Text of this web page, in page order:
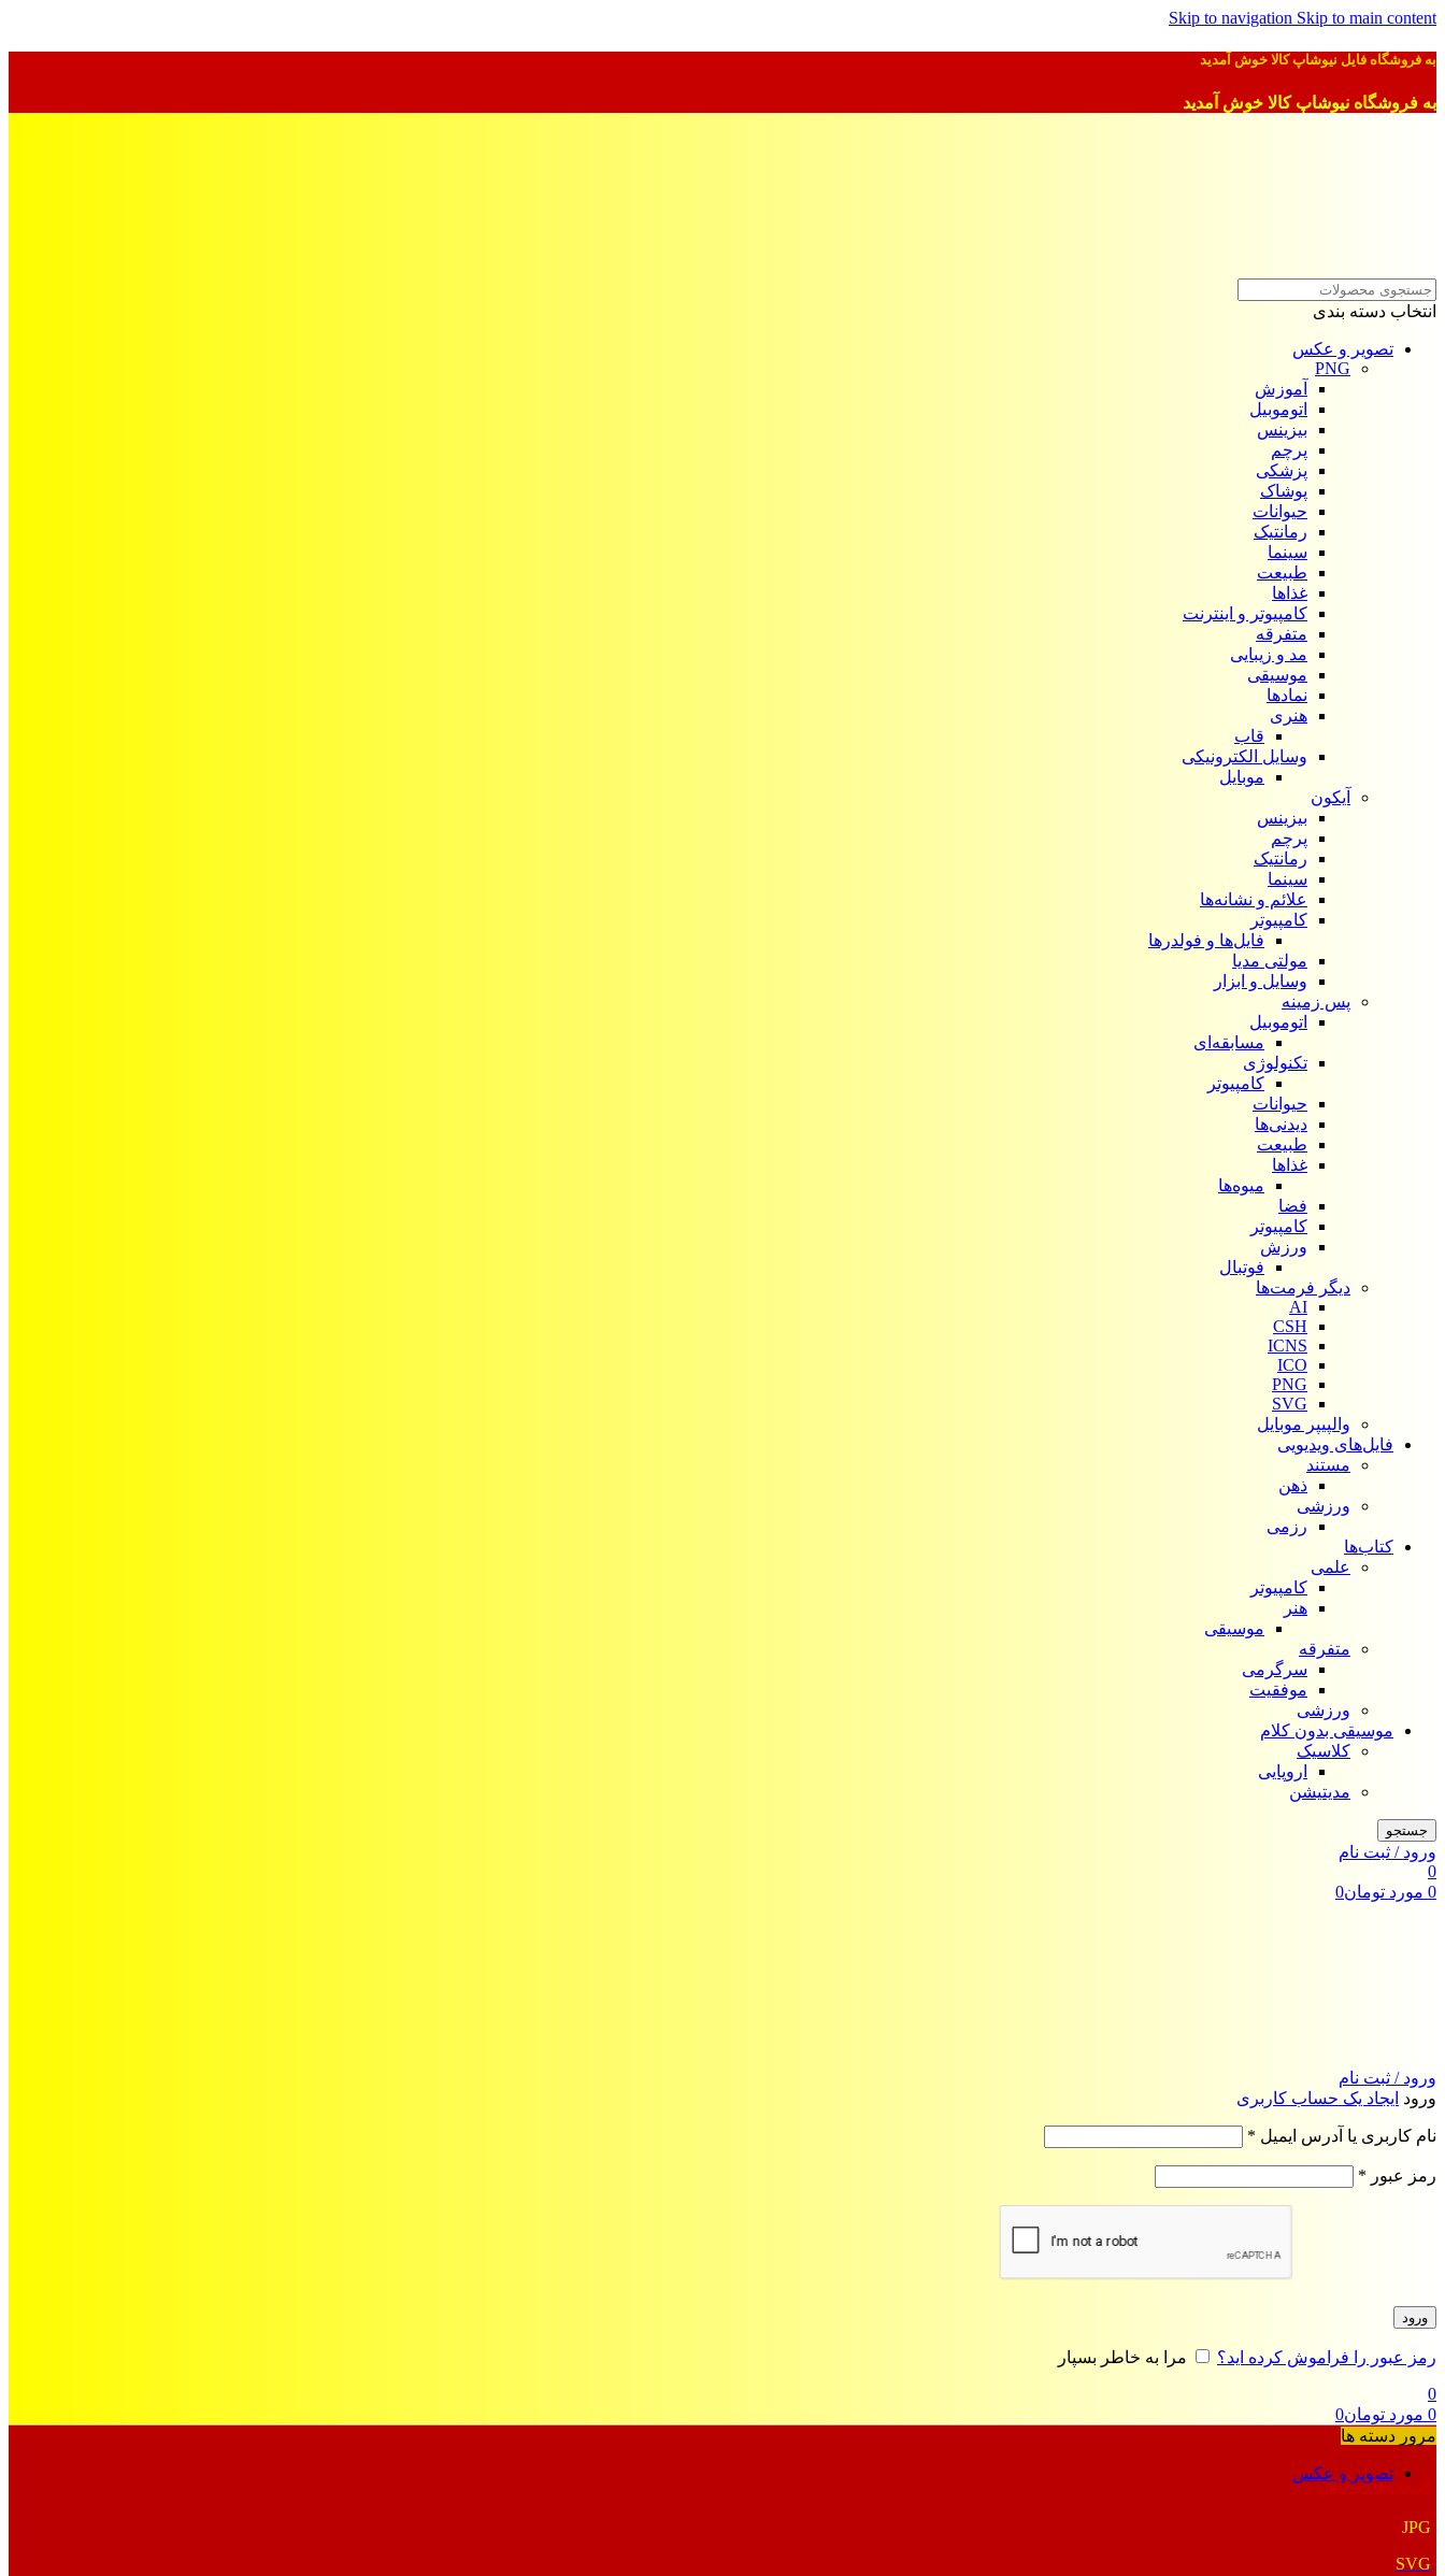
Skip to navigation Skip to main content
به فروشگاه فایل نیوشاپ کالا خوش آمدید
به فروشگاه نیوشاپ کالا خوش آمدید
انتخاب دسته بندی
تصویر و عکس
PNG
آموزش
اتوموبیل
بیزینس
پرچم
پزشکی
پوشاک
حیوانات
رمانتیک
سینما
طبیعت
غذاها
کامپیوتر و اینترنت
متفرقه
مد و زیبایی
موسیقی
نمادها
هنری
قاب
وسایل الکترونیکی
موبایل
آیکون‌
بیزینس
پرچم
رمانتیک
سینما
علائم و نشانه‌ها
کامپیوتر
فایل‌ها و فولدرها
مولتی مدیا
وسایل و ابزار
پس زمینه
اتوموبیل
مسابقه‌ای
تکنولوژی
کامپیوتر
حیوانات
دیدنی‌ها
طبیعت
غذاها
میوه‌ها
فضا
کامپیوتر
ورزش
فوتبال
دیگر فرمت‌ها
AI
CSH
ICNS
ICO
PNG
SVG
والپیپر موبایل
فایل‌های ویدیویی
مستند
ذهن
ورزشی
رزمی
کتاب‌ها
علمی
کامپیوتر
هنر
موسیقی
متفرقه
سرگرمی
موفقیت
ورزشی
موسیقی بدون کلام
کلاسیک
اروپایی
مدیتیشن
جستجو
ورود / ثبت نام
0
0 مورد تومان0
ورود / ثبت نام
ورود ایجاد یک حساب کاربری
نام کاربری یا آدرس ایمیل *
رمز عبور *
ورود
رمز عبور را فراموش کرده اید؟
مرا به خاطر بسپار
0
0 مورد تومان0
مرور دسته ها
تصویر و عکس
فرمت‌های خاص
JPG
SVG